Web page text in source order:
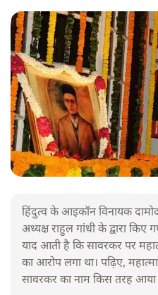
हिंदुत्व के आइकॉन विनायक
अध्यक्ष राहुल गांधी के द्वारा
याद आती है कि सावरकर पर
का आरोप लगा था। पढ़िए,
सावरकर का नाम किस तरह आया